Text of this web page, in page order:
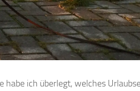
habe ich überlegt, welches